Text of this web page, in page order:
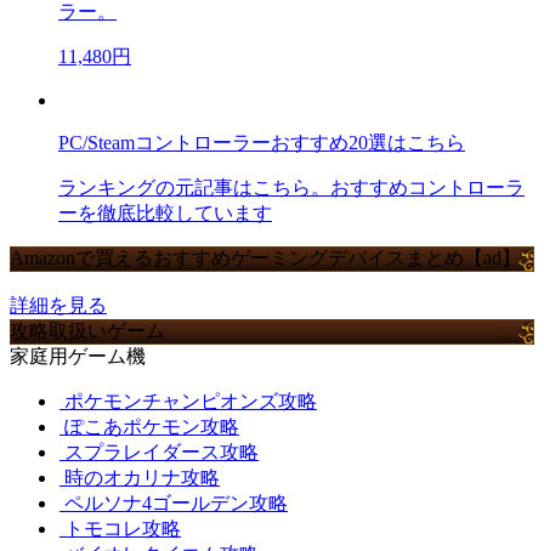
ラー。
11,480円
PC/Steamコントローラーおすすめ20選はこちら
ランキングの元記事はこちら。おすすめコントローラ
ーを徹底比較しています
Amazonで買えるおすすめゲーミングデバイスまとめ【ad】
詳細を見る
攻略取扱いゲーム
家庭用ゲーム機
ポケモンチャンピオンズ攻略
ぽこあポケモン攻略
スプラレイダース攻略
時のオカリナ攻略
ペルソナ4ゴールデン攻略
トモコレ攻略